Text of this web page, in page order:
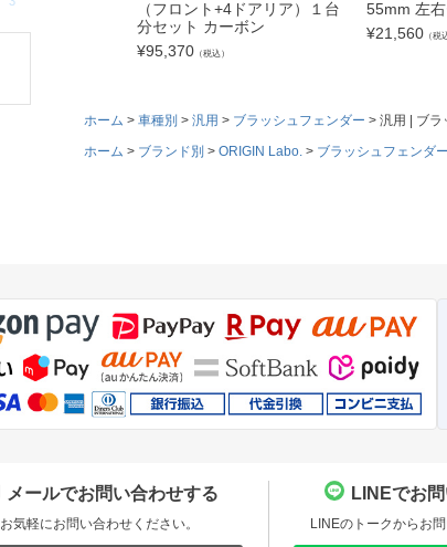
（フロント+4ドアリア）１台
分セット カーボン
¥95,370 （税込）
55mm 左右
¥21,560 （税
ホーム 車種別 汎用 ブラッシュフェンダー
汎用 | ブラ
ホーム
ブランド別 ORIGIN Labo. ブラッシュフェンダー
メールでお問い合わせする
お気軽にお問い合わせください。
LINEでお
LINEのトークからお問